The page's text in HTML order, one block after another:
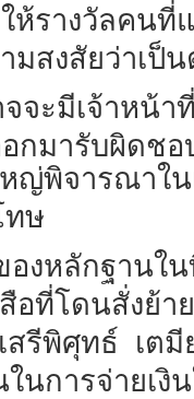
ห้รางวัลคนที่
มสงสัยว่าเป็
ะมีเจ้าหน้าที่
กมารับผิดชอ
ญ่พิจารณาใน
ทษ
องหลักฐานใ
สือที่โดนสั่งย้าย
สรีพิศุทธ์ เตมี
นการจ่ายเงิ